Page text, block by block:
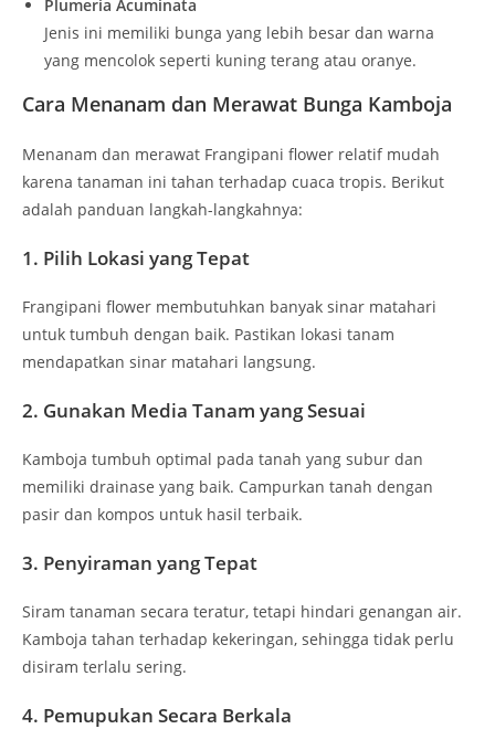
Plumeria Acuminata
Jenis ini memiliki bunga yang lebih besar dan warna
yang mencolok seperti kuning terang atau oranye.
Cara Menanam dan Merawat Bunga Kamboja
Menanam dan merawat Frangipani flower relatif mudah
karena tanaman ini tahan terhadap cuaca tropis. Berikut
adalah panduan langkah-langkahnya:
1. Pilih Lokasi yang Tepat
Frangipani flower membutuhkan banyak sinar matahari
untuk tumbuh dengan baik. Pastikan lokasi tanam
mendapatkan sinar matahari langsung.
2. Gunakan Media Tanam yang Sesuai
Kamboja tumbuh optimal pada tanah yang subur dan
memiliki drainase yang baik. Campurkan tanah dengan
pasir dan kompos untuk hasil terbaik.
3. Penyiraman yang Tepat
Siram tanaman secara teratur, tetapi hindari genangan air.
Kamboja tahan terhadap kekeringan, sehingga tidak perlu
disiram terlalu sering.
4. Pemupukan Secara Berkala